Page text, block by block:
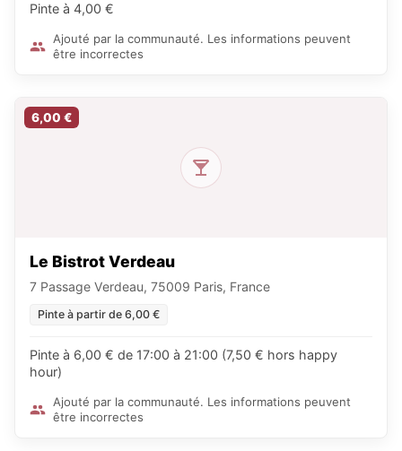
Pinte à 4,00 €
Ajouté par la communauté. Les informations peuvent
être incorrectes
6,00 €
Le Bistrot Verdeau
7 Passage Verdeau, 75009 Paris, France
Pinte à partir de 6,00 €
Pinte à 6,00 € de 17:00 à 21:00 (7,50 € hors happy
hour)
Ajouté par la communauté. Les informations peuvent
être incorrectes